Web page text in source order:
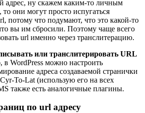
адрес, ну скажем каким-то личным
они могут просто испугаться
потому что подумают, что это какой-то
вы им сбросили. Поэтому чаще всего
url именно через транслитерацию.
или транслитерировать URL
в WordPress можно настроить
адреса создаваемой странички
To-Lat (использую его на всех
также есть аналогичные плагины.
по url адресу